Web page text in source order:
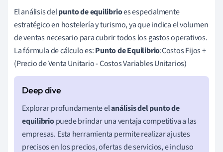
El análisis delpunto de equilibrioes especialmente
estratégico en hostelería y turismo, ya que indica el volumen
de ventas necesario para cubrir todos los gastos operativos.
La fórmula de cálculo es:Punto de Equilibrio:Costos Fijos ÷
(Precio de Venta Unitario - Costos Variables Unitarios)
Explorar profundamente elanálisis del punto de
equilibriopuede brindar una ventaja competitiva a las
empresas. Esta herramienta permite realizar ajustes
precisos en los precios, ofertas de servicios, e incluso